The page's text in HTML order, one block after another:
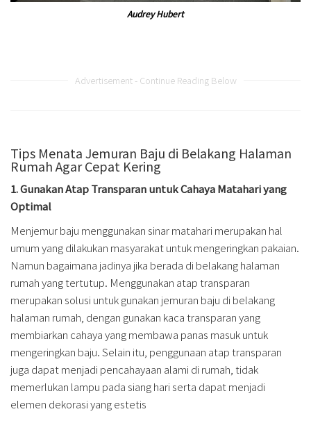
Audrey Hubert
Advertisement - Continue Reading Below
Tips Menata Jemuran Baju di Belakang Halaman
Rumah Agar Cepat Kering
1. Gunakan Atap Transparan untuk Cahaya Matahari yang
Optimal
Menjemur baju menggunakan sinar matahari merupakan hal
umum yang dilakukan masyarakat untuk mengeringkan pakaian.
Namun bagaimana jadinya jika berada di belakang halaman
rumah yang tertutup. Menggunakan atap transparan
merupakan solusi untuk gunakan jemuran baju di belakang
halaman rumah, dengan gunakan kaca transparan yang
membiarkan cahaya yang membawa panas masuk untuk
mengeringkan baju. Selain itu, penggunaan atap transparan
juga dapat menjadi pencahayaan alami di rumah, tidak
memerlukan lampu pada siang hari serta dapat menjadi
elemen dekorasi yang estetis